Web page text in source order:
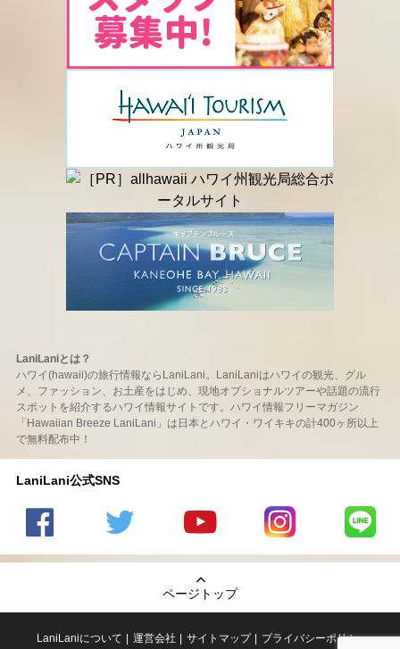
LaniLaniとは？
ハワイ(hawaii)の旅行情報ならLaniLani。LaniLaniはハワイの観光、グル
メ、ファッション、お土産をはじめ、現地オプショナルツアーや話題の流行
スポットを紹介するハワイ情報サイトです。ハワイ情報フリーマガジン
「Hawaiian Breeze LaniLani」は日本とハワイ・ワイキキの計400ヶ所以上
で無料配布中！
LaniLani公式SNS
の
のtwitter
の
Youtube
チャンネ
LaniLani
LaniLani
ページトップ
LaniLaniについて 運営会社 サイトマップ プライバシーポリシー